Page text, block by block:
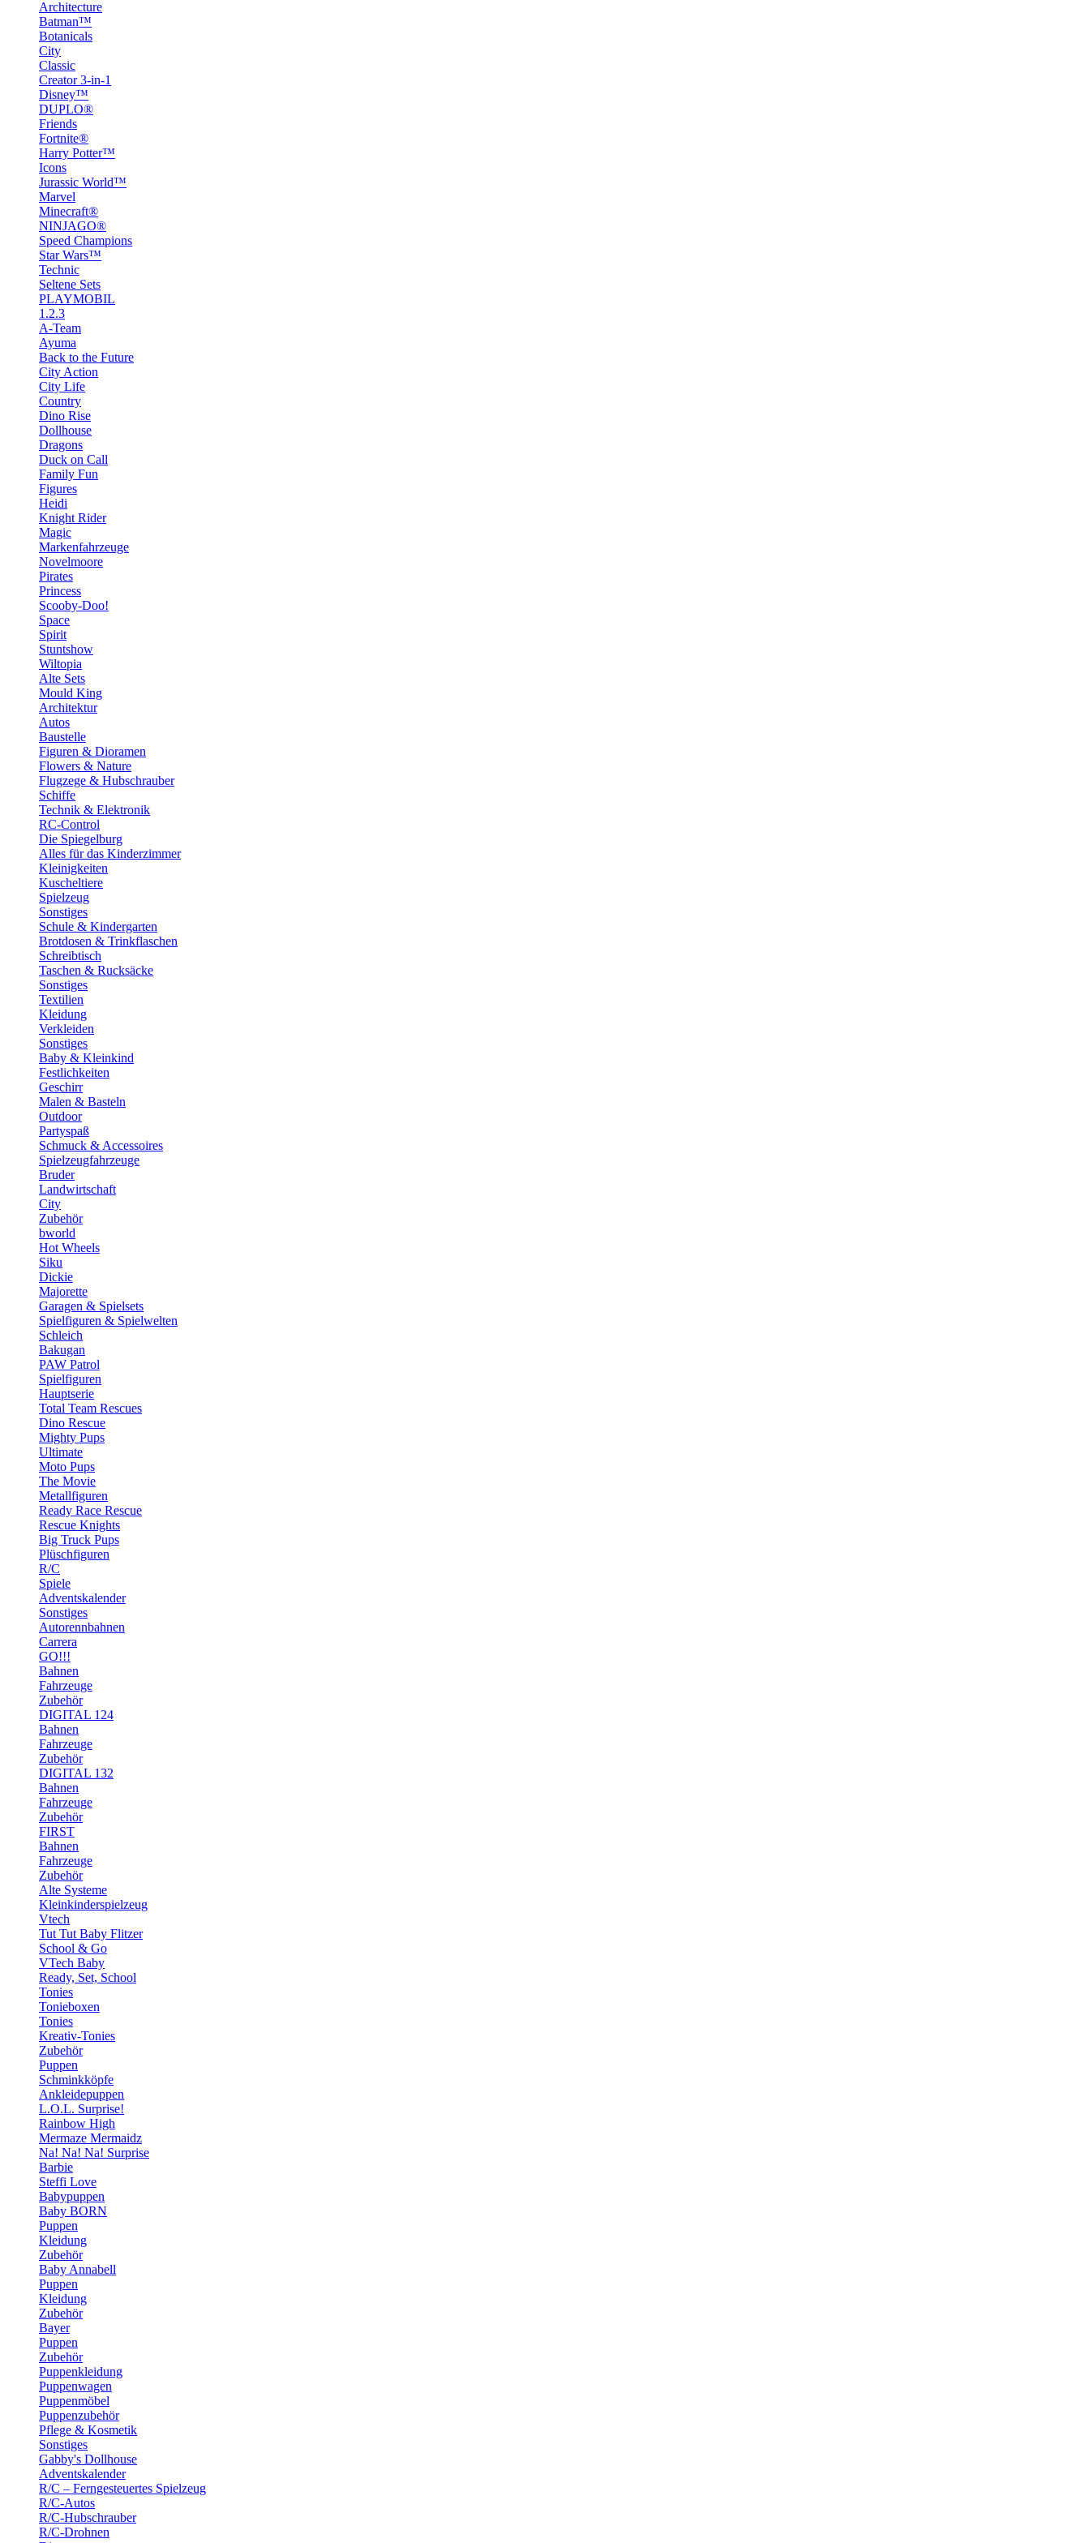
Architecture
Batman™
Botanicals
City
Classic
Creator 3-in-1
Disney™
DUPLO®
Friends
Fortnite®
Harry Potter™
Icons
Jurassic World™
Marvel
Minecraft®
NINJAGO®
Speed Champions
Star Wars™
Technic
Seltene Sets
PLAYMOBIL
1.2.3
A-Team
Ayuma
Back to the Future
City Action
City Life
Country
Dino Rise
Dollhouse
Dragons
Duck on Call
Family Fun
Figures
Heidi
Knight Rider
Magic
Markenfahrzeuge
Novelmoore
Pirates
Princess
Scooby-Doo!
Space
Spirit
Stuntshow
Wiltopia
Alte Sets
Mould King
Architektur
Autos
Baustelle
Figuren & Dioramen
Flowers & Nature
Flugzege & Hubschrauber
Schiffe
Technik & Elektronik
RC-Control
Die Spiegelburg
Alles für das Kinderzimmer
Kleinigkeiten
Kuscheltiere
Spielzeug
Sonstiges
Schule & Kindergarten
Brotdosen & Trinkflaschen
Schreibtisch
Taschen & Rucksäcke
Sonstiges
Textilien
Kleidung
Verkleiden
Sonstiges
Baby & Kleinkind
Festlichkeiten
Geschirr
Malen & Basteln
Outdoor
Partyspaß
Schmuck & Accessoires
Spielzeugfahrzeuge
Bruder
Landwirtschaft
City
Zubehör
bworld
Hot Wheels
Siku
Dickie
Majorette
Garagen & Spielsets
Spielfiguren & Spielwelten
Schleich
Bakugan
PAW Patrol
Spielfiguren
Hauptserie
Total Team Rescues
Dino Rescue
Mighty Pups
Ultimate
Moto Pups
The Movie
Metallfiguren
Ready Race Rescue
Rescue Knights
Big Truck Pups
Plüschfiguren
R/C
Spiele
Adventskalender
Sonstiges
Autorennbahnen
Carrera
GO!!!
Bahnen
Fahrzeuge
Zubehör
DIGITAL 124
Bahnen
Fahrzeuge
Zubehör
DIGITAL 132
Bahnen
Fahrzeuge
Zubehör
FIRST
Bahnen
Fahrzeuge
Zubehör
Alte Systeme
Kleinkinderspielzeug
Vtech
Tut Tut Baby Flitzer
School & Go
VTech Baby
Ready, Set, School
Tonies
Tonieboxen
Tonies
Kreativ-Tonies
Zubehör
Puppen
Schminkköpfe
Ankleidepuppen
L.O.L. Surprise!
Rainbow High
Mermaze Mermaidz
Na! Na! Na! Surprise
Barbie
Steffi Love
Babypuppen
Baby BORN
Puppen
Kleidung
Zubehör
Baby Annabell
Puppen
Kleidung
Zubehör
Bayer
Puppen
Zubehör
Puppenkleidung
Puppenwagen
Puppenmöbel
Puppenzubehör
Pflege & Kosmetik
Sonstiges
Gabby's Dollhouse
Adventskalender
R/C – Ferngesteuertes Spielzeug
R/C-Autos
R/C-Hubschrauber
R/C-Drohnen